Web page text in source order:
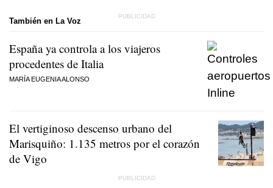
También en La Voz
España ya controla a los viajeros
procedentes de Italia
MARÍA EUGENIA ALONSO
El vertiginoso descenso urbano del
Marisquiño: 1.135 metros por el corazón
de Vigo